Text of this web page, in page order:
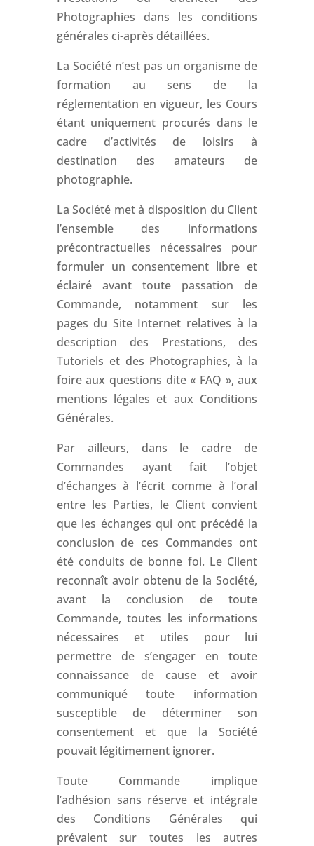
Photographies dans les conditions
générales ci-après détaillées.
La Société n’est pas un organisme de
formation au sens de la
réglementation en vigueur, les Cours
étant uniquement procurés dans le
cadre d’activités de loisirs à
destination des amateurs de
photographie.
La Société met à disposition du Client
l’ensemble des informations
précontractuelles nécessaires pour
formuler un consentement libre et
éclairé avant toute passation de
Commande, notamment sur les
pages du Site Internet relatives à la
description des Prestations, des
Tutoriels et des Photographies, à la
foire aux questions dite « FAQ », aux
mentions légales et aux Conditions
Générales.
Par ailleurs, dans le cadre de
Commandes ayant fait l’objet
d’échanges à l’écrit comme à l’oral
entre les Parties, le Client convient
que les échanges qui ont précédé la
conclusion de ces Commandes ont
été conduits de bonne foi. Le Client
reconnaît avoir obtenu de la Société,
avant la conclusion de toute
Commande, toutes les informations
nécessaires et utiles pour lui
permettre de s’engager en toute
connaissance de cause et avoir
communiqué toute information
susceptible de déterminer son
consentement et que la Société
pouvait légitimement ignorer.
Toute Commande implique
l’adhésion sans réserve et intégrale
des Conditions Générales qui
prévalent sur toutes les autres